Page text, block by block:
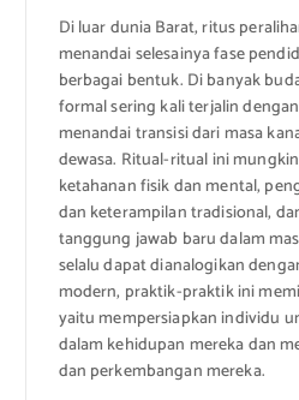
Di luar dunia Barat, ritus
menandai selesainya fase
berbagai bentuk. Di banyak
formal sering kali terjalin
menandai transisi dari masa
dewasa. Ritual-ritual ini
ketahanan fisik dan mental,
dan keterampilan tradisional,
tanggung jawab baru dalam
selalu dapat dianalogikan
modern, praktik-praktik ini
yaitu mempersiapkan individu
dalam kehidupan mereka dan
dan perkembangan mereka.